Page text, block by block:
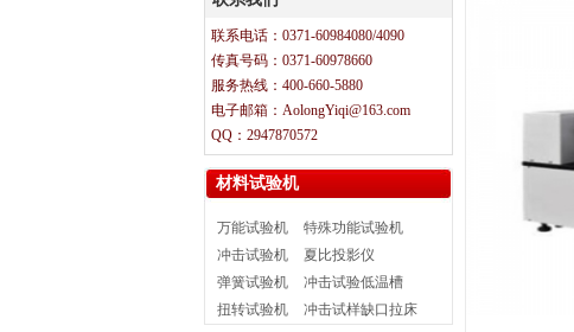
联系电话：0371-60984080/4090
传真号码：0371-60978660
服务热线：400-660-5880
电子邮箱：AolongYiqi@163.com
QQ：2947870572
材料试验机
万能试验机
特殊功能试验机
冲击试验机
夏比投影仪
弹簧试验机
冲击试验低温槽
扭转试验机
冲击试样缺口拉床